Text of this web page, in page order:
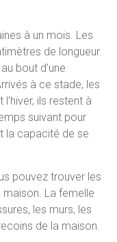
à un mois. Les
de longueur.
bout d’une
à ce stade, les
ils restent à
suivant pour
la capacité de se
pouvez trouver les
La femelle
les murs, les
de la maison.